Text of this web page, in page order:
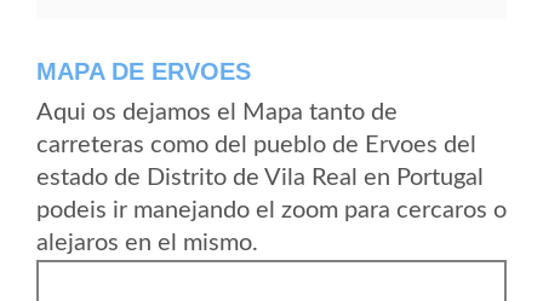
MAPA DE ERVOES
Aqui os dejamos el Mapa tanto de
carreteras como del pueblo de Ervoes del
estado de Distrito de Vila Real en Portugal
podeis ir manejando el zoom para cercaros o
alejaros en el mismo.